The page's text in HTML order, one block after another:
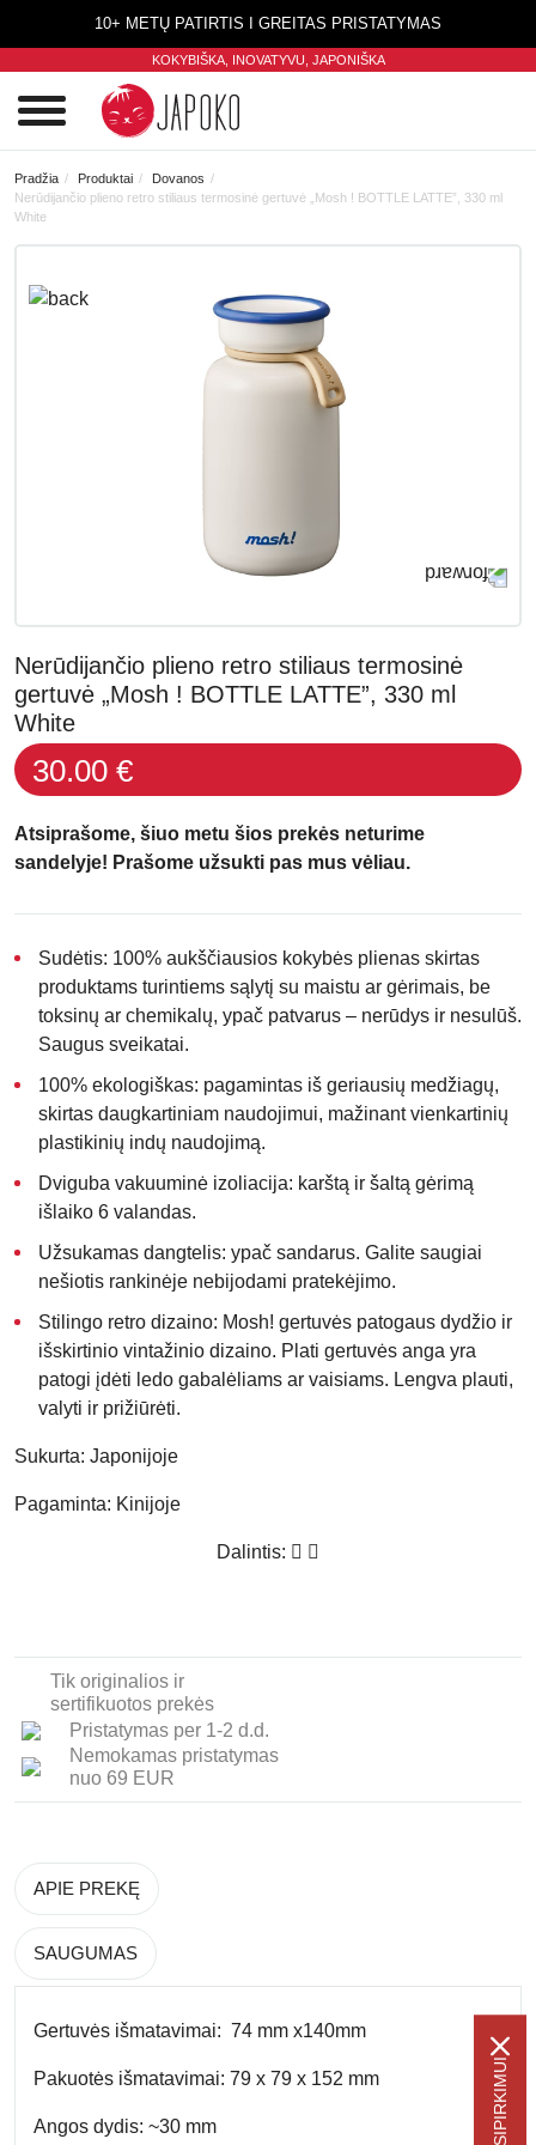
10+ METŲ PATIRTIS I GREITAS PRISTATYMAS
KOKYBIŠKA, INOVATYVU, JAPONIŠKA
Pradžia Produktai
Dovanos
Nerūdijančio plieno retro stiliaus termosinė gertuvė „Mosh ! BOTTLE LATTE”, 330 ml
White
Nerūdijančio plieno retro stiliaus termosinė
gertuvė „Mosh ! BOTTLE LATTE”, 330 ml
White
30.00 €
Atsiprašome, šiuo metu šios prekės neturime
sandelyje! Prašome užsukti pas mus vėliau.
Sudėtis: 100% aukščiausios kokybės plienas skirtas
produktams turintiems sąlytį su maistu ar gėrimais, be
toksinų ar chemikalų, ypač patvarus – nerūdys ir nesulūš.
Saugus sveikatai.
100% ekologiškas: pagamintas iš geriausių medžiagų,
skirtas daugkartiniam naudojimui, mažinant vienkartinių
plastikinių indų naudojimą.
Dviguba vakuuminė izoliacija: karštą ir šaltą gėrimą
išlaiko 6 valandas.
Užsukamas dangtelis: ypač sandarus. Galite saugiai
nešiotis rankinėje nebijodami pratekėjimo.
Stilingo retro dizaino: Mosh! gertuvės patogaus dydžio ir
išskirtinio vintažinio dizaino. Plati gertuvės anga yra
patogi įdėti ledo gabalėliams ar vaisiams. Lengva plauti,
valyti ir prižiūrėti.
Sukurta: Japonijoje
Pagaminta: Kinijoje
Dalintis:
Tik originalios ir
sertifikuotos prekės
Pristatymas per 1-2 d.d.
Nemokamas pristatymas
nuo 69 EUR
APIE PREKĘ
SAUGUMAS
Gertuvės išmatavimai: 74 mm x140mm
Pakuotės išmatavimai: 79 x 79 x 152 mm
Angos dydis: ~30 mm